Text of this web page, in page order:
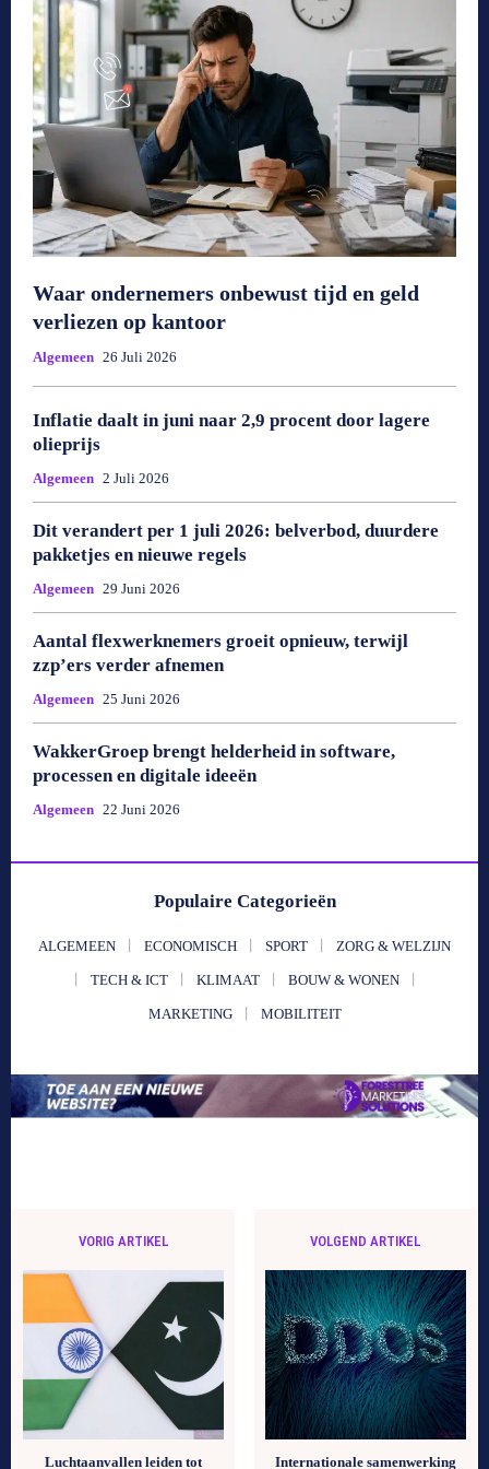
Waar ondernemers onbewust tijd en geld
verliezen op kantoor
Algemeen 26 Juli 2026
Inflatie daalt in juni naar 2,9 procent door lagere
olieprijs
Algemeen 2 Juli 2026
Dit verandert per 1 juli 2026: belverbod, duurdere
pakketjes en nieuwe regels
Algemeen 29 Juni 2026
Aantal flexwerknemers groeit opnieuw, terwijl
zzp’ers verder afnemen
Algemeen 25 Juni 2026
WakkerGroep brengt helderheid in software,
processen en digitale ideeën
Algemeen 22 Juni 2026
Populaire Categorieën
ALGEMEEN ECONOMISCH SPORT ZORG & WELZIJN
TECH & ICT KLIMAAT BOUW & WONEN
MARKETING MOBILITEIT
VORIG ARTIKEL
Luchtaanvallen leiden tot
VOLGEND ARTIKEL
Internationale samenwerking